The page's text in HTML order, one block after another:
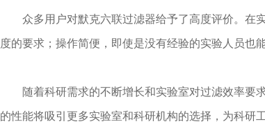
众多用户对默克六联过滤器给予了高度评价。在
度的要求；操作简便，即使是没有经验的实验人员也
随着科研需求的不断增长和实验室对过滤效率要
的性能将吸引更多实验室和科研机构的选择，为科研